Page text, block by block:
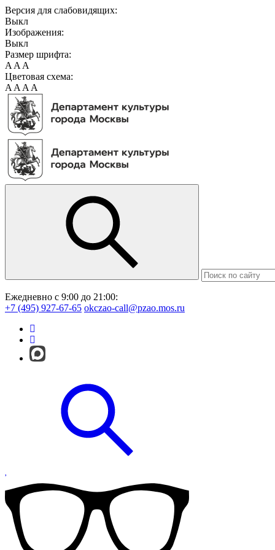
Версия для слабовидящих:
Выкл
Изображения:
Выкл
Размер шрифта:
A A A
Цветовая схема:
A A A A
Ежедневно с 9:00 до 21:00:
+7 (495) 927-67-65 okczao-call@pzao.mos.ru